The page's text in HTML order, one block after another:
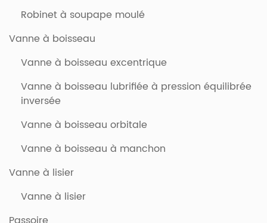
Robinet à soupape moulé
Vanne à boisseau
Vanne à boisseau excentrique
Vanne à boisseau lubrifiée à pression équilibrée
inversée
Vanne à boisseau orbitale
Vanne à boisseau à manchon
Vanne à lisier
Vanne à lisier